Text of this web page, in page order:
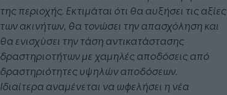
της περιοχής. Εκτιμάται ότι θα αυξήσει τις αξίες
των ακινήτων, θα τονώσει την απασχόληση και
θα ενισχύσει την τάση αντικατάστασης
δραστηριοτήτων με χαμηλές αποδόσεις από
δραστηριότητες υψηλών αποδόσεων.
Ιδιαίτερα αναμένεται να ωφελήσει η νέα